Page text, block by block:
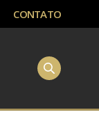
CONTATO